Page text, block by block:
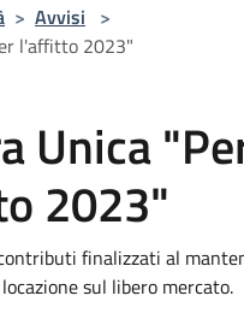
> Avvisi >
l'affitto 2023"
Unica
2023"
finalizzati al
sul libero mercato.